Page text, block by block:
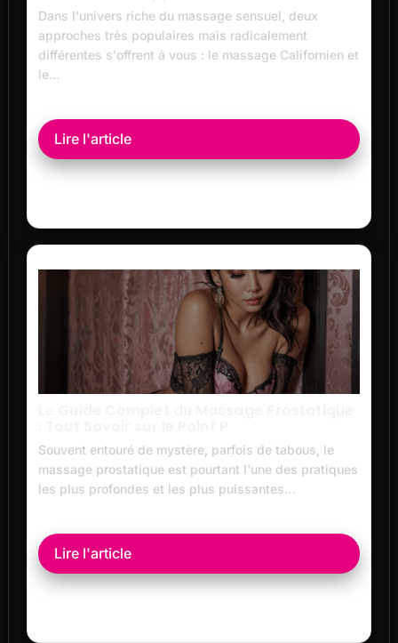
Dans l'univers riche du massage sensuel, deux
approches très populaires mais radicalement
différentes s'offrent à vous : le massage Californien et
le…
Lire l'article
Souvent entouré de mystère, parfois de tabous, le
massage prostatique est pourtant l'une des pratiques
les plus profondes et les plus puissantes…
Lire l'article